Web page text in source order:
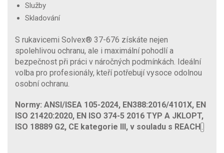
Služby
Skladování
S rukavicemi Solvex® 37-676 získáte nejen
spolehlivou ochranu, ale i maximální pohodlí a
bezpečnost při práci v náročných podmínkách. Ideální
volba pro profesionály, kteří potřebují vysoce odolnou
osobní ochranu.
Normy: ANSI/ISEA 105-2024, EN388:2016/4101X, EN
ISO 21420:2020, EN ISO 374-5 2016 TYP A JKLOPT,
ISO 18889 G2, CE kategorie III, v souladu s REACH